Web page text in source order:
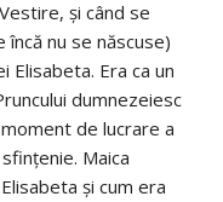
și când se
nu se născuse)
Elisabeta. Era ca un
dumnezeiesc
de lucrare a
Maica
și cum era